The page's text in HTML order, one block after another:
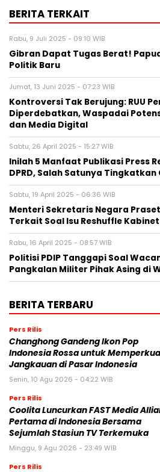
BERITA TERKAIT
Rabu, 9 Juli 2025 - 09:10 WIB
Gibran Dapat Tugas Berat!
Politik Baru
Jumat, 13 Juni 2025 - 07:23 WIB
Kontroversi Tak Berujung: RUU
Diperdebatkan, Waspadai
dan Media Digital
Sabtu, 26 April 2025 - 15:27 WIB
Inilah 5 Manfaat Publikasi Press
DPRD, Salah Satunya
Sabtu, 19 April 2025 - 06:36 WIB
Menteri Sekretaris Negara
Terkait Soal Isu Reshuffle
Rabu, 16 April 2025 - 08:57 WIB
Politisi PDIP Tanggapi Soal
Pangkalan Militer Pihak Asing di
BERITA TERBARU
Pers Rilis
Changhong Gandeng Ikon Pop
Indonesia Rossa untuk
Jangkauan di Pasar Indonesia
Senin, 10 Agu 2026 - 04:22 WIB
Pers Rilis
Coolita Luncurkan FAST Media
Pertama di Indonesia Bersama
Sejumlah Stasiun TV Terkemuka
Minggu, 9 Agu 2026 - 23:49 WIB
Pers Rilis